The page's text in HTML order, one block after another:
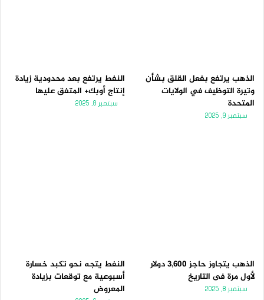
الذهب يرتفع بفعل القلق بشأن
وتيرة التوظيف في الولايات
المتحدة
سبتمبر 9, 2025
النفط يرتفع بعد محدودية زيادة
إنتاج أوبك+ المتفق عليها
سبتمبر 8, 2025
الذهب يتجاوز حاجز 3,600 دولار
لأول مرة فى التاريخ
سبتمبر 8, 2025
النفط يتجه نحو تكبد خسارة
أسبوعية مع توقعات بزيادة
المعروض